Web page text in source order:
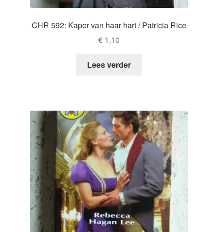
CHR 592: Kaper van haar hart / Patricia Rice
€ 1,10
Lees verder